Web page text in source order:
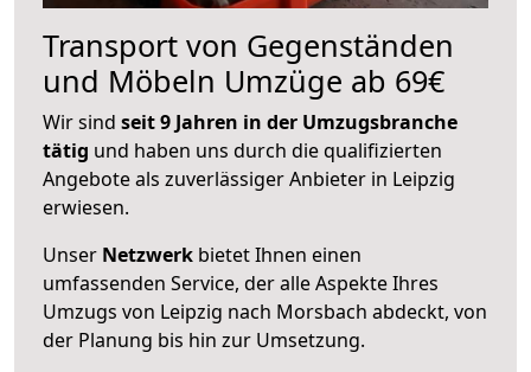
Transport von Gegenständen
und Möbeln Umzüge ab 69€
Wir sind seit 9 Jahren in der Umzugsbranche
tätig und haben uns durch die qualifizierten
Angebote als zuverlässiger Anbieter in Leipzig
erwiesen.
Unser Netzwerk bietet Ihnen einen
umfassenden Service, der alle Aspekte Ihres
Umzugs von Leipzig nach Morsbach abdeckt, von
der Planung bis hin zur Umsetzung.